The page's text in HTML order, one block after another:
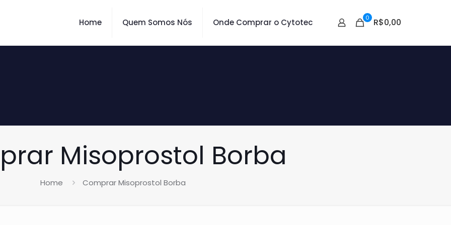
Home Quem Somos Nós Onde Comprar o Cytotec 0 R$0,00
Misoprostol Borba
Home Comprar Misoprostol Borba